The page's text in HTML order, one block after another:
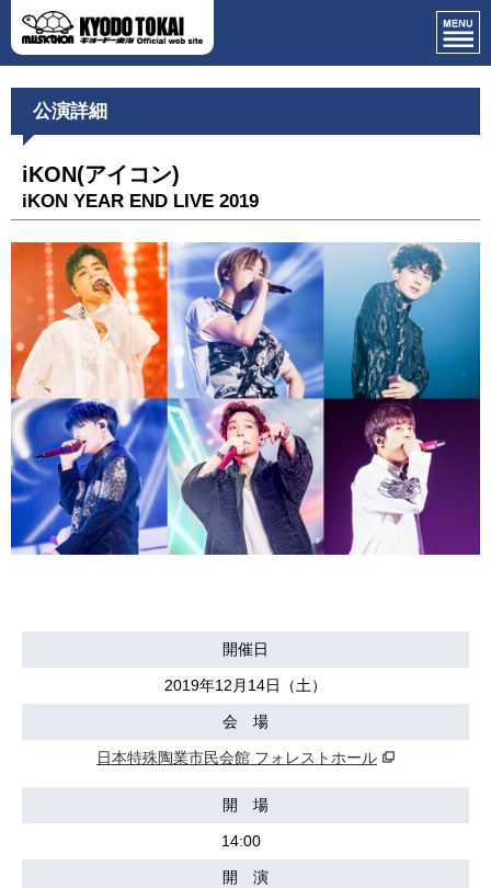
公演詳細
iKON(アイコン)
iKON YEAR END LIVE 2019
開催日
2019年12月14日（土）
会 場
日本特殊陶業市民会館 フォレストホール
開 場
14:00
開 演